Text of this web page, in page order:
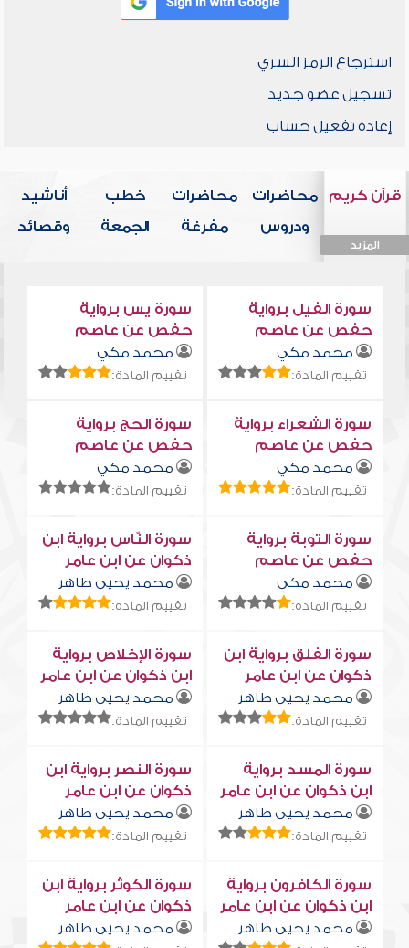
استرجاع الرمز السري
تسجيل عضو جديد
إعادة تفعيل حساب
قرآن كريم
المزيد
محاضرات
ودروس
محاضرات
مفرغة
خطب
الجمعة
أناشيد
وقصائد
سورة الفيل برواية
حفص عن عاصم
محمد مكي
تقييم المادة:
سورة يس برواية
حفص عن عاصم
محمد مكي
تقييم المادة:
سورة الشعراء برواية
حفص عن عاصم
محمد مكي
تقييم المادة:
سورة الحج برواية
حفص عن عاصم
محمد مكي
تقييم المادة:
سورة التوبة برواية
حفص عن عاصم
محمد مكي
تقييم المادة:
سورة النّاس برواية ابن
ذكوان عن ابن عامر
محمد يحيى طاهر
تقييم المادة:
سورة الفلق برواية ابن
ذكوان عن ابن عامر
محمد يحيى طاهر
تقييم المادة:
سورة الإخلاص برواية
ابن ذكوان عن ابن عامر
محمد يحيى طاهر
تقييم المادة:
سورة المسد برواية
ابن ذكوان عن ابن عامر
محمد يحيى طاهر
تقييم المادة:
سورة النصر برواية ابن
ذكوان عن ابن عامر
محمد يحيى طاهر
تقييم المادة:
سورة الكافرون برواية
ابن ذكوان عن ابن عامر
محمد يحيى طاهر
سورة الكوثر برواية ابن
ذكوان عن ابن عامر
محمد يحيى طاهر